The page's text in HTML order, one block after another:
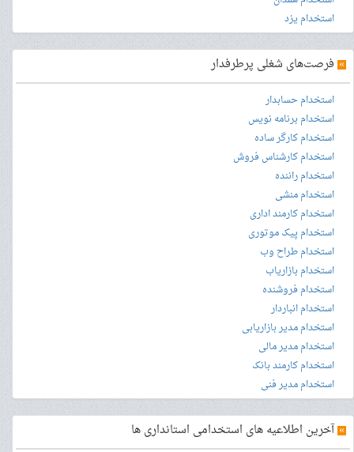
استخدام یزد
» فرصت‌های شغلی پرطرفدار
استخدام حسابدار
استخدام برنامه نویس
استخدام کارگر ساده
استخدام کارشناس فروش
استخدام راننده
استخدام منشی
استخدام کارمند اداری
استخدام پیک موتوری
استخدام طراح وب
استخدام بازاریاب
استخدام فروشنده
استخدام انباردار
استخدام مدیر بازاریابی
استخدام مدیر مالی
استخدام کارمند بانک
استخدام مدیر فنی
»آخرین اطلاعیه های استخدامی استانداری ها